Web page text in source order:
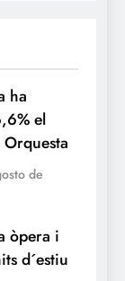
ha
el
de
òpera i
d´estiu